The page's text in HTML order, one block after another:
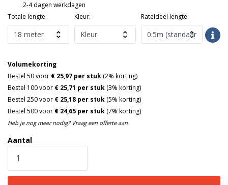
2-4 dagen werkdagen
Totale lengte:
Kleur: Rateldeel lengte:
Aantal
Volumekorting
Bestel 50 voor € 25,97 per stuk (2% korting)
Bestel 100 voor € 25,71 per stuk (3% korting)
Bestel 250 voor € 25,18 per stuk (5% korting)
Bestel 500 voor € 24,65 per stuk (7% korting)
Heb je nog meer nodig? Vraag een offerte aan